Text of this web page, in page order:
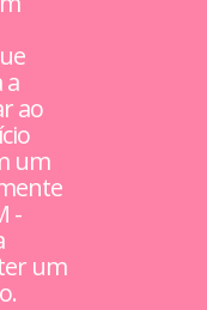
a
ao
um
-
um